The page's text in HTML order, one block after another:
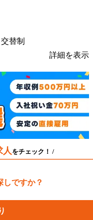
替制
詳細を表示
人 をチェック！ /
しですか？